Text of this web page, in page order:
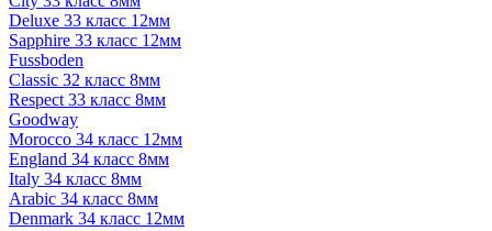
Deluxe 33 класс 12мм
Sapphire 33 класс 12мм
Fussboden
Classic 32 класс 8мм
Respect 33 класс 8мм
Goodway
Morocco 34 класс 12мм
England 34 класс 8мм
Italy 34 класс 8мм
Arabic 34 класс 8мм
Denmark 34 класс 12мм